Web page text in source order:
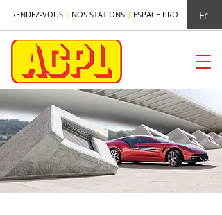
RENDEZ-VOUS | NOS STATIONS | ESPACE PRO Fr